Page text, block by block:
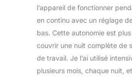
l’appareil de fonctionner
en continu avec un réglage
bas. Cette autonomie est
couvrir une nuit complète de
de travail. Je l’ai utilisé
plusieurs mois, chaque nuit,